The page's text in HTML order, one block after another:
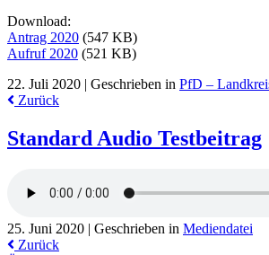
Download:
Antrag 2020 (547 KB)
Aufruf 2020 (521 KB)
22. Juli 2020 | Geschrieben in PfD –
Zurück
Standard Audio Testbeitrag
25. Juni 2020 | Geschrieben in Mediendatei
Zurück